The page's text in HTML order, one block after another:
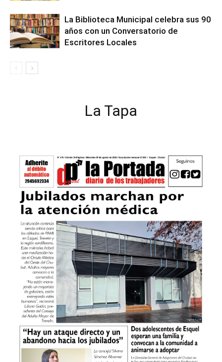
La Biblioteca Municipal celebra sus 90
años con un Conversatorio de
Escritores Locales
La Tapa